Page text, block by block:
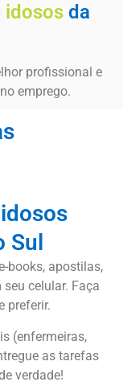
idosos da
profissional e
emprego.
Sul
books, apostilas,
celular. Faça
preferir.
(enfermeiras,
as tarefas
verdade!